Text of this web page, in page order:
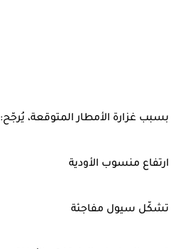
بسبب غزارة الأمطار المتوقعة، يُرجّح:
ارتفاع منسوب الأودية
تشكّل سيول مفاجئة